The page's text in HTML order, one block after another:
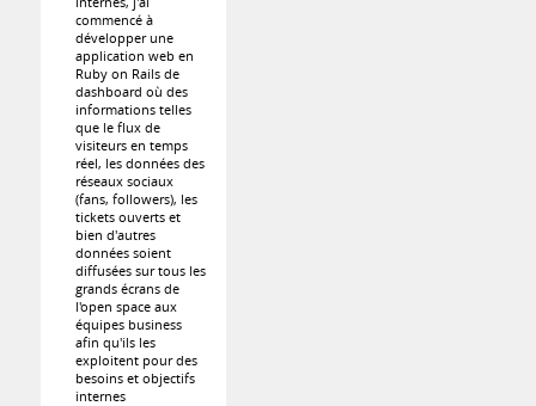
commencé à
développer une
application web en
Ruby on Rails de
dashboard où des
informations telles
que le flux de
visiteurs en temps
réel, les données des
réseaux sociaux
(fans, followers), les
tickets ouverts et
bien d'autres
données soient
diffusées sur tous les
grands écrans de
l'open space aux
équipes business
afin qu'ils les
exploitent pour des
besoins et objectifs
internes